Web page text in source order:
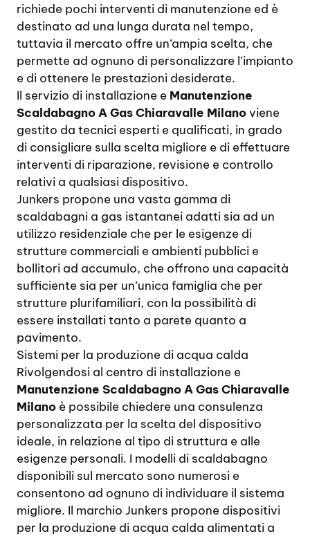
richiede pochi interventi di manutenzione ed è
destinato ad una lunga durata nel tempo,
tuttavia il mercato offre un’ampia scelta, che
permette ad ognuno di personalizzare l’impianto
e di ottenere le prestazioni desiderate.
Il servizio di installazione e Manutenzione
Scaldabagno A Gas Chiaravalle Milanoviene
gestito da tecnici esperti e qualificati, in grado
di consigliare sulla scelta migliore e di effettuare
interventi di riparazione, revisione e controllo
relativi a qualsiasi dispositivo.
Junkers propone una vasta gamma di
scaldabagni a gas istantanei adatti sia ad un
utilizzo residenziale che per le esigenze di
strutture commerciali e ambienti pubblici e
bollitori ad accumulo, che offrono una capacità
sufficiente sia per un’unica famiglia che per
strutture plurifamiliari, con la possibilità di
essere installati tanto a parete quanto a
pavimento.
Sistemi per la produzione di acqua calda
Rivolgendosi al centro di installazione e
Manutenzione Scaldabagno A Gas Chiaravalle
Milano è possibile chiedere una consulenza
personalizzata per la scelta del dispositivo
ideale, in relazione al tipo di struttura e alle
esigenze personali. I modelli di scaldabagno
disponibili sul mercato sono numerosi e
consentono ad ognuno di individuare il sistema
migliore. Il marchio Junkers propone dispositivi
per la produzione di acqua calda alimentati a